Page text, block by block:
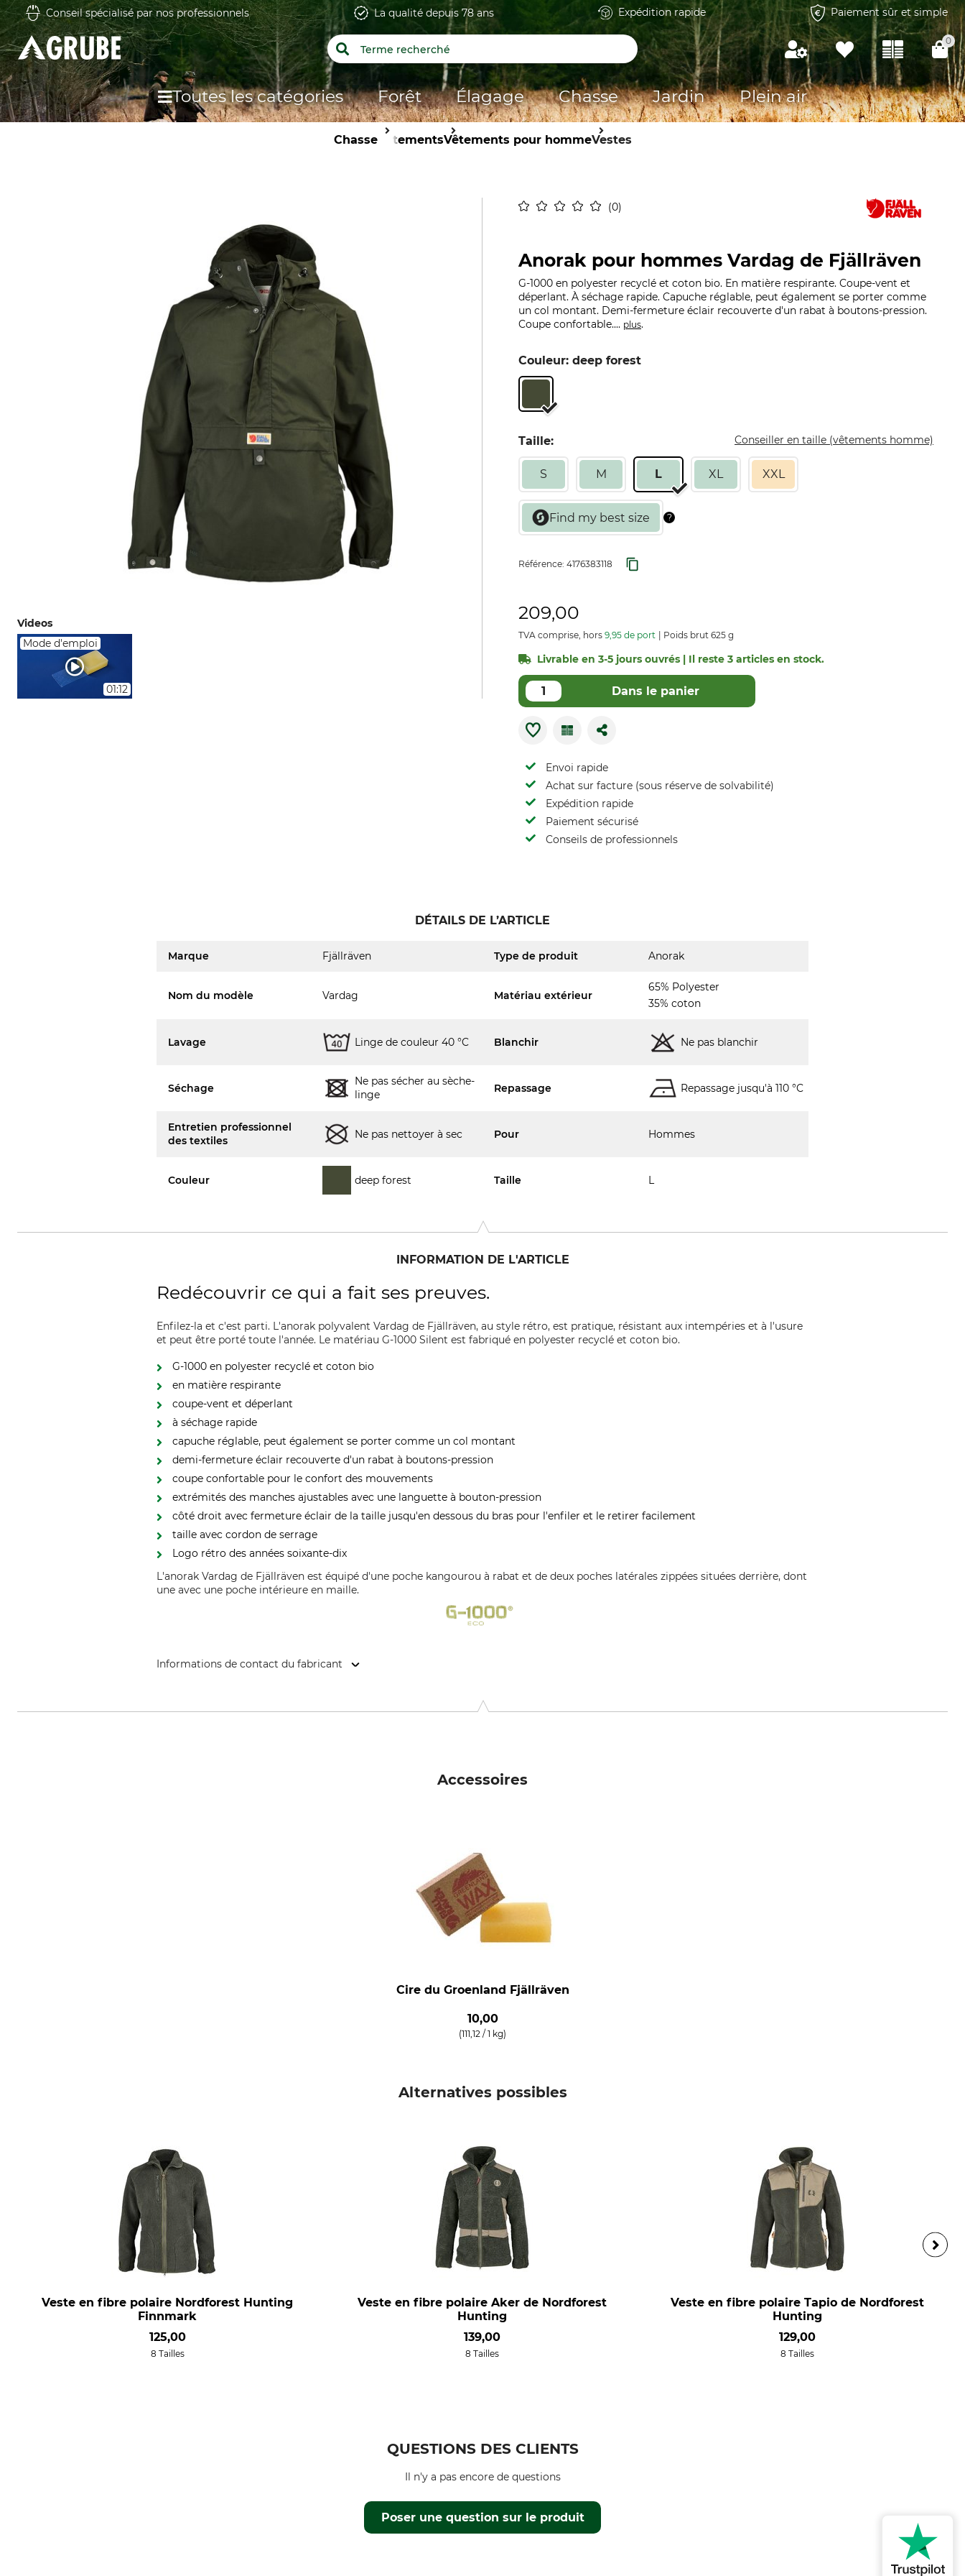
Conseil spécialisé par nos professionnels La qualité depuis 78 ans Expédition rapide Paiement sûr et simple
0
Toutes les catégories Forêt Élagage Chasse Jardin Plein air
ChasseVêtementsVêtements pour hommeVestes
0
Videos
Mode d'emploi
01:12
Anorak pour hommes Vardag de Fjällräven
G-1000 en polyester recyclé et coton bio. En matière respirante. Coupe-vent et
déperlant. À séchage rapide. Capuche réglable, peut également se porter comme
un col montant. Demi-fermeture éclair recouverte d'un rabat à boutons-pression.
Coupe confortable.... plus.
Couleur: deep forest
Taille: Conseiller en taille (vêtements homme)
S M L XL XXL
Référence: 4176383118
209,00
TVA comprise, hors 9,95 de port Poids brut 625 g
Livrable en 3-5 jours ouvrés | Il reste 3 articles en stock.
Dans le panier
Envoi rapide
Achat sur facture (sous réserve de solvabilité)
Expédition rapide
Paiement sécurisé
Conseils de professionnels
DÉTAILS DE L’ARTICLE
Marque Fjällräven Type de produit Anorak
Nom du modèle Vardag Matériau extérieur
65% Polyester
35% coton
Lavage Linge de couleur 40 °C Blanchir Ne pas blanchir
Séchage
Ne pas sécher au sèche-
linge
Repassage Repassage jusqu'à 110 °C
Entretien professionnel
des textiles
Ne pas nettoyer à sec Pour Hommes
Couleur deep forest Taille L
INFORMATION DE L'ARTICLE
Redécouvrir ce qui a fait ses preuves.
Enfilez-la et c'est parti. L'anorak polyvalent Vardag de Fjällräven, au style rétro, est pratique, résistant aux intempéries et à l'usure
et peut être porté toute l'année. Le matériau G-1000 Silent est fabriqué en polyester recyclé et coton bio.
G-1000 en polyester recyclé et coton bio
en matière respirante
coupe-vent et déperlant
à séchage rapide
capuche réglable, peut également se porter comme un col montant
demi-fermeture éclair recouverte d'un rabat à boutons-pression
coupe confortable pour le confort des mouvements
extrémités des manches ajustables avec une languette à bouton-pression
côté droit avec fermeture éclair de la taille jusqu'en dessous du bras pour l'enfiler et le retirer facilement
taille avec cordon de serrage
Logo rétro des années soixante-dix
L'anorak Vardag de Fjällräven est équipé d'une poche kangourou à rabat et de deux poches latérales zippées situées derrière, dont
une avec une poche intérieure en maille.
Informations de contact du fabricant
Accessoires
Cire du Groenland Fjällräven
10,00
(111,12 / 1 kg)
Alternatives possibles
Veste en fibre polaire Nordforest Hunting
Finnmark
125,00
8 Tailles
Veste en fibre polaire Aker de Nordforest
Hunting
139,00
8 Tailles
Veste en fibre polaire Tapio de Nordforest
Hunting
129,00
8 Tailles
QUESTIONS DES CLIENTS
Poser une question sur le produit
Il n'y a pas encore de questions